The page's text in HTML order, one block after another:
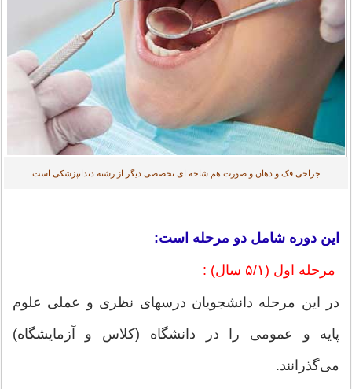
جراحی فک و دهان و صورت هم شاخه ای تخصصی دیگر از رشته دندانپزشکی است
این دوره شامل دو مرحله است:
مرحله اول (۵/۱ سال) :
در این مرحله دانشجویان درسهای نظری و عملی علوم
پایه و عمومی را در دانشگاه (کلاس و آزمایشگاه)‌
می‌گذرانند.